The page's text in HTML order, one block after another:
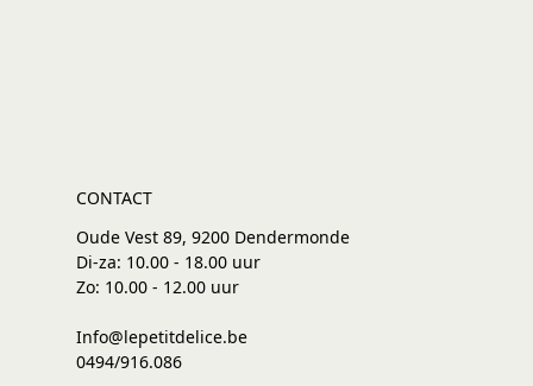
CONTACT
Oude Vest 89, 9200 Dendermonde
Di-za: 10.00 - 18.00 uur
Zo: 10.00 - 12.00 uur
Info@lepetitdelice.be
0494/916.086